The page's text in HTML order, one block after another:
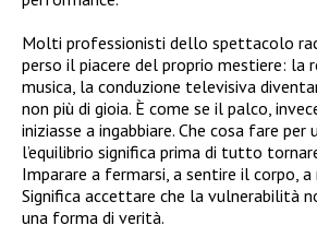
Molti professionisti dello spettacolo
perso il piacere del proprio mestiere: la
musica, la conduzione televisiva
non più di gioia. È come se il palco,
iniziasse a ingabbiare. Che cosa fare per
l’equilibrio significa prima di tutto
Imparare a fermarsi, a sentire il corpo, a
Significa accettare che la vulnerabilità
una forma di verità.